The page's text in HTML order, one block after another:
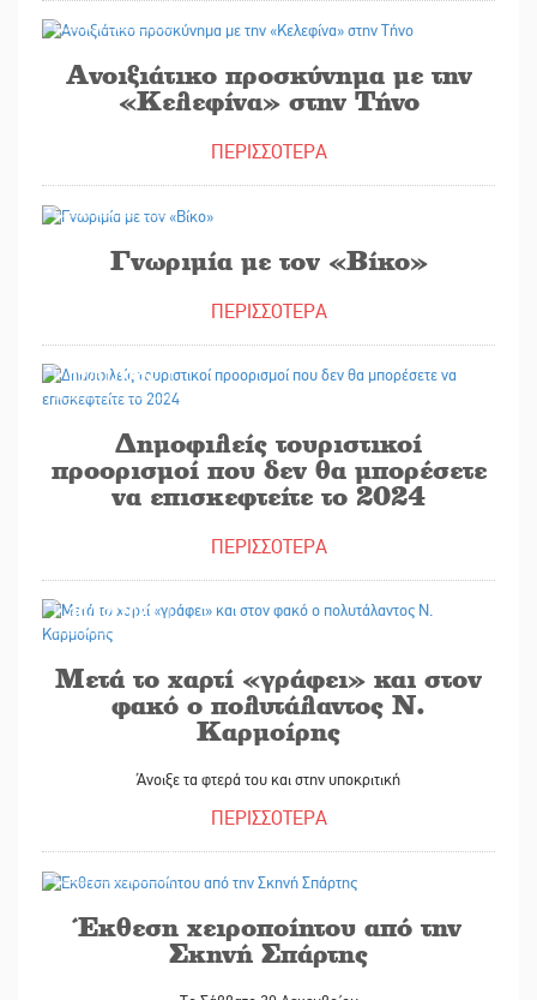
Ανοιξιάτικο προσκύνημα με την
«Κελεφίνα» στην Τήνο
ΠΕΡΙΣΣΟΤΕΡΑ
Γνωριμία με τον «Βίκο»
ΠΕΡΙΣΣΟΤΕΡΑ
02/01/2024
Δημοφιλείς τουριστικοί
προορισμοί που δεν θα μπορέσετε
να επισκεφτείτε το 2024
ΠΕΡΙΣΣΟΤΕΡΑ
30/12/2023
Μετά το χαρτί «γράφει» και στον
φακό ο πολυτάλαντος Ν.
Καρμοίρης
Άνοιξε τα φτερά του και στην υποκριτική
ΠΕΡΙΣΣΟΤΕΡΑ
Έκθεση χειροποίητου από την
Σκηνή Σπάρτης